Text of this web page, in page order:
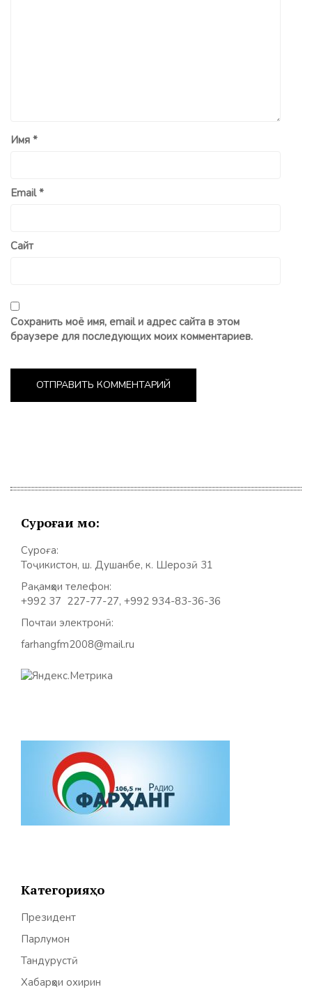
Имя *
Email*
Сайт
Сохранить моё имя, email и адрес сайта в этом
браузере для последующих моих комментариев.
Суроғаи мо:
Суроға:
Тоҷикистон, ш. Душанбе, к. Шерозӣ 31
Рақамҳои телефон:
+992 37 227-77-27, +992 934-83-36-36
Почтаи электронӣ:
farhangfm2008@mail.ru
Категорияҳо
Президент
Парлумон
Тандурустӣ
Хабарҳои охирин